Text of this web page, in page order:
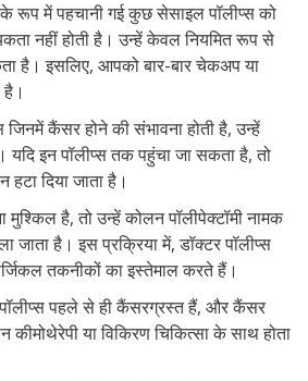
के रूप में पहचानी गई कुछ सेसाइल पॉलीप्स को
नहीं होती है। उन्हें केवल नियमित रूप से
है। इसलिए, आपको बार-बार चेकअप या
है।
कैंसर होने की संभावना होती है, उन्हें
यदि इन पॉलीप्स तक पहुंचा जा सकता है, तो
हटा दिया जाता है।
मुश्किल है, तो उन्हें कोलन पॉलीपेक्टॉमी नामक
जाता है। इस प्रक्रिया में, डॉक्टर पॉलीप्स
तकनीकों का इस्तेमाल करते हैं।
पहले से ही कैंसरग्रस्त हैं, और कैंसर
या विकिरण चिकित्सा के साथ होता